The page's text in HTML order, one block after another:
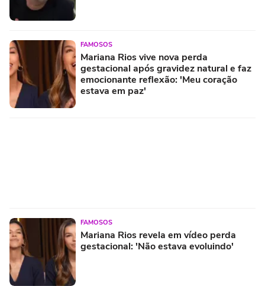
FAMOSOS
Mariana Rios vive nova perda
gestacional após gravidez natural e faz
emocionante reflexão: 'Meu coração
estava em paz'
FAMOSOS
Mariana Rios revela em vídeo perda
gestacional: 'Não estava evoluindo'